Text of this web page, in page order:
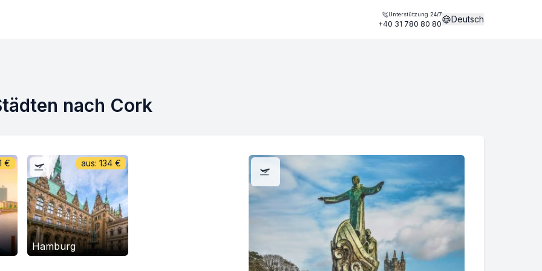
Unterstützung 24/7
+40 31 780 80 80 Deutsch
nach Cork
€
Hamburg
aus: 134€